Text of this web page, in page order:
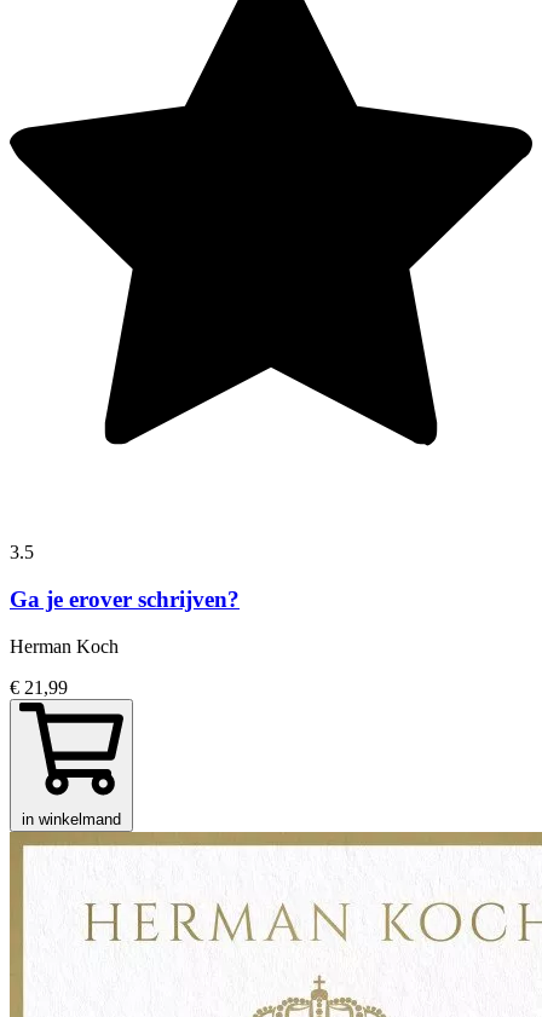
3.5
Ga je erover schrijven?
Herman Koch
€ 21,99
in winkelmand